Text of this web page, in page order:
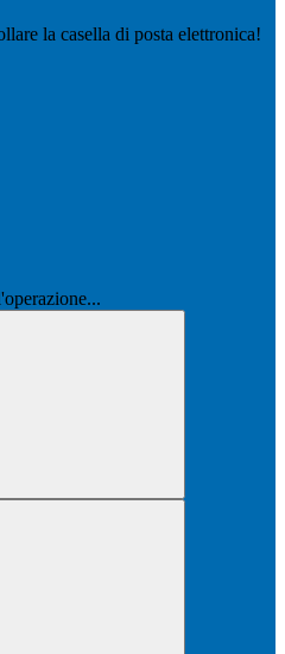
la casella di posta elettronica!